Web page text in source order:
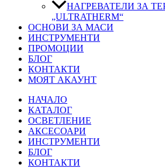
НАГРЕВАТЕЛИ ЗА
„ULTRATHERM“
ОСНОВИ ЗА МАСИ
ИНСТРУМЕНТИ
ПРОМОЦИИ
БЛОГ
КОНТАКТИ
МОЯТ АКАУНТ
НАЧАЛО
КАТАЛОГ
ОСВЕТЛЕНИЕ
АКСЕСОАРИ
ИНСТРУМЕНТИ
БЛОГ
КОНТАКТИ